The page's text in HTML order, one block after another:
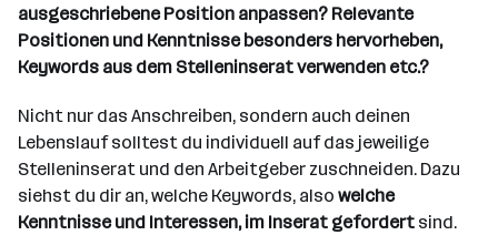
ausgeschriebene Position anpassen? Relevante
Positionen und Kenntnisse besonders hervorheben,
Keywords aus dem Stelleninserat verwenden etc.?
Nicht nur das Anschreiben, sondern auch deinen
Lebenslauf solltest du individuell auf das jeweilige
Stelleninserat und den Arbeitgeber zuschneiden. Dazu
siehst du dir an, welche Keywords, also welche
Kenntnisse und Interessen, im Inserat gefordert sind.